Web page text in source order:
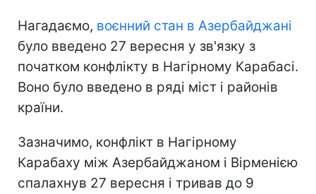
Нагадаємо, воєнний стан в Азербайджані
було введено 27 вересня у зв'язку з
початком конфлікту в Нагірному Карабасі.
Воно було введено в ряді міст і районів
країни.
Зазначимо, конфлікт в Нагірному
Карабаху між Азербайджаном і Вірменією
спалахнув 27 вересня і тривав до 9